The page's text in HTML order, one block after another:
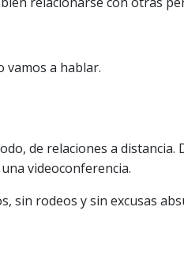
vamos a hablar.
de relaciones a
videoconferencia.
sin rodeos y sin excusas